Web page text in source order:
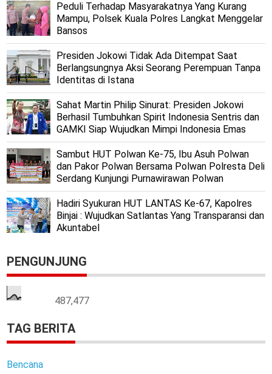
Peduli Terhadap Masyarakatnya Yang Kurang
Mampu, Polsek Kuala Polres Langkat Menggelar
Bansos
Presiden Jokowi Tidak Ada Ditempat Saat
Berlangsungnya Aksi Seorang Perempuan Tanpa
Identitas di Istana
Sahat Martin Philip Sinurat: Presiden Jokowi
Berhasil Tumbuhkan Spirit Indonesia Sentris dan
GAMKI Siap Wujudkan Mimpi Indonesia Emas
Sambut HUT Polwan Ke-75, Ibu Asuh Polwan
dan Pakor Polwan Bersama Polwan Polresta Deli
Serdang Kunjungi Purnawirawan Polwan
Hadiri Syukuran HUT LANTAS Ke-67, Kapolres
Binjai : Wujudkan Satlantas Yang Transparansi dan
Akuntabel
PENGUNJUNG
487,477
TAG BERITA
Bencana